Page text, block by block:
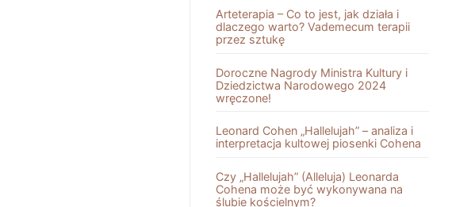
Arteterapia – Co to jest, jak działa i
dlaczego warto? Vademecum terapii
przez sztukę
Doroczne Nagrody Ministra Kultury i
Dziedzictwa Narodowego 2024
wręczone!
Leonard Cohen „Hallelujah” – analiza i
interpretacja kultowej piosenki Cohena
Czy „Hallelujah” (Alleluja) Leonarda
Cohena może być wykonywana na
ślubie kościelnym?